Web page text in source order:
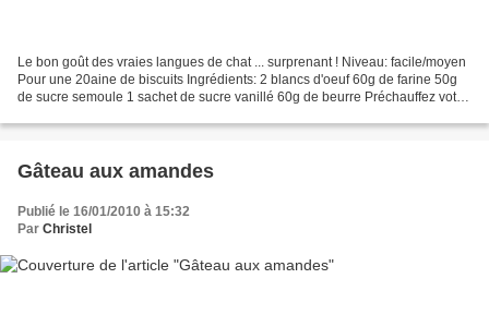
Le bon goût des vraies langues de chat ... surprenant ! Niveau: facile/moyen
Pour une 20aine de biscuits Ingrédients: 2 blancs d'oeuf 60g de farine 50g
de sucre semoule 1 sachet de sucre vanillé 60g de beurre Préchauffez votre
Gâteau aux amandes
Publié le 16/01/2010 à 15:32
Par Christel